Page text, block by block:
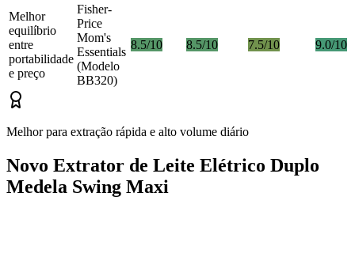
Melhor
equilíbrio
entre
portabilidade
e preço
Fisher-
Price
Mom's
Essentials
(Modelo
BB320)
8.5/10 8.5/10 7.5/10 9.0/10
Melhor para extração rápida e alto volume diário
Novo Extrator de Leite Elétrico Duplo
Medela Swing Maxi